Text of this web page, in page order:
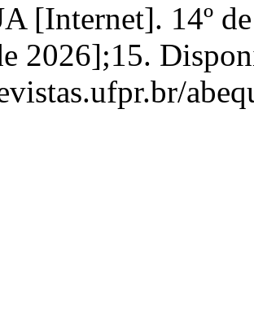
[Internet]. 14º
2026];15.